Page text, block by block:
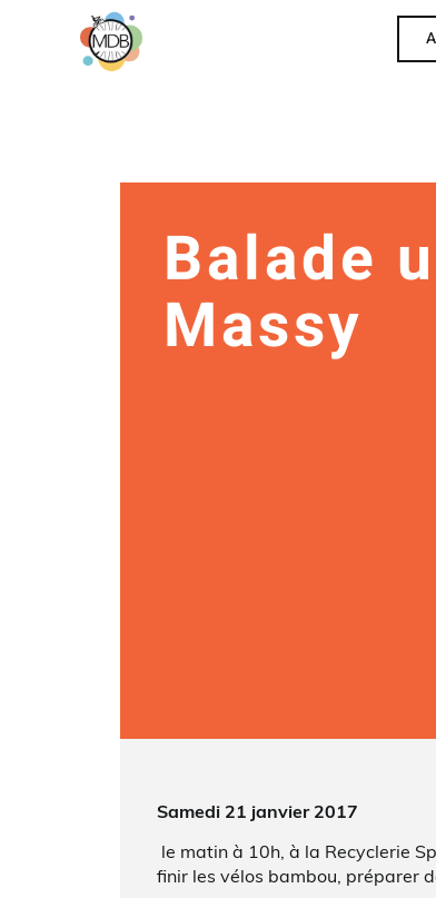
Balade
Massy
Samedi 21 janvier 2017
le matin à 10h, à la Recyclerie
finir les vélos bambou, préparer